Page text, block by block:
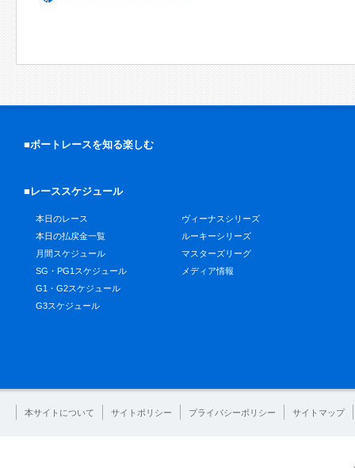
■ボートレースを知る楽しむ
■レーススケジュール
本日のレース
本日の払戻金一覧
月間スケジュール
SG・PG1スケジュール
G1・G2スケジュール
G3スケジュール
ヴィーナスシリーズ
ルーキーシリーズ
マスターズリーグ
メディア情報
本サイトについて サイトポリシー プライバシーポリシー サイトマップ